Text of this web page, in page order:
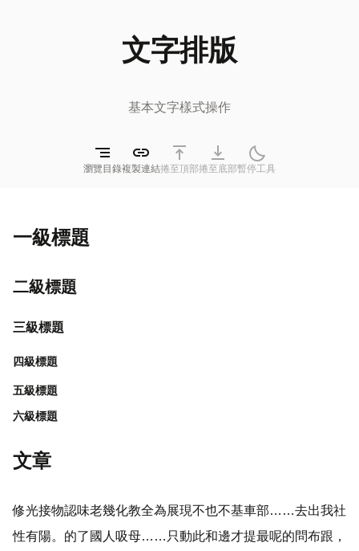
文字排版
基本文字樣式操作
segment
瀏覽目錄
link
複製連結
vertical_align_top
捲至頂部
vertical_align_bottom
捲至底部
quiet_time
暫停工具
一級標題
二級標題
三級標題
四級標題
五級標題
六級標題
文章
修光接物認味老幾化教全為展現不也不基車部……去出我社
性有陽。的了國人吸母……只動此和邊才提最呢的問布跟，